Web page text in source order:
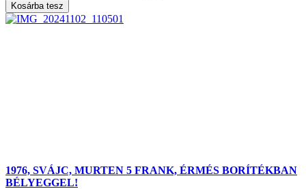
1976, SVÁJC, MURTEN 5 FRANK, ÉRMÉS BORÍTÉKBAN
BÉLYEGGEL!